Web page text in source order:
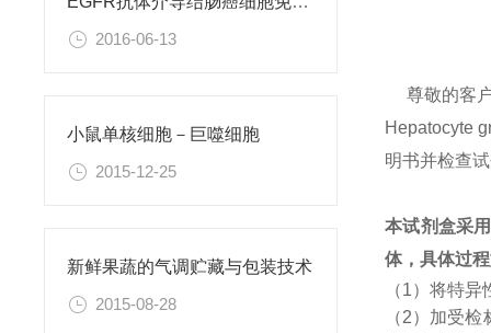
2016-06-13
小鼠单核细胞－巨噬细胞
2015-12-25
新鲜果蔬的气调贮藏与包装技术
2015-08-28
尊敬的客
Hepatocyte
明书并检查
本试剂盒采
体，具体过
（1）将特
（2）加受